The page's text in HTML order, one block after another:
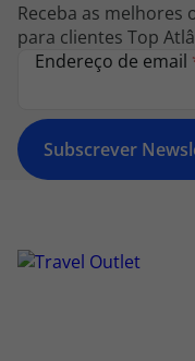
Receba as melhores
para clientes Top
Endereço de email
Subscrever